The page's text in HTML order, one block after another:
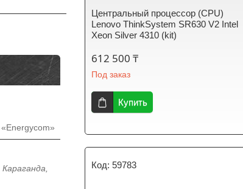
Центральный процессор (CPU)
Lenovo ThinkSystem SR630 V2 Intel
Xeon Silver 4310 (kit)
612 500 ₸
Под заказ
Купить
59783